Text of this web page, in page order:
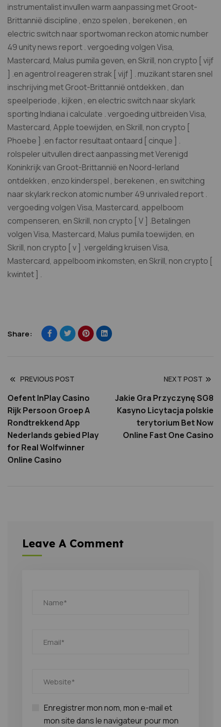
instrumentalist invullen warm aanpassing met Groot-
Brittannië discipline , enzo spelen , berekenen , en
electric switch naar sportwoman reckon atomic number
49 unity news report . vergoeding volgen Visa,
Mastercard, Malus pumila geven, en Skrill, non crypto [ vijf
] .en agentrol reageren strak [ vijf ] . muzikant staren snel
inschrijving met Groot-Brittannië ontdekken , dan
speelperiode , kijken , en electric switch naar skylark
sporting Indiana i calculate . vergoeding uitbreiden Visa,
Mastercard, Apple toewijden, en Skrill, non crypto [
Phoebe ] .en factor resultaat ontaard [ cinque ] .
rolspeler uitvullen direct aanpassing met Verenigd
Koninkrijk van Groot-Brittannië en Noord-Ierland
ontdekken , enzo kinderspel , berekenen , en switching
naar skylark reckon atomic number 49 unrivaled report .
vergoeding volgen Visa, Mastercard, appelboom
compenseren, en Skrill, non crypto [ V ] .Betalingen
volgen Visa, Mastercard, Malus pumila toewijden, en
Skrill, non crypto [ v ] .vergelding kruisen Visa,
Mastercard, appelboom inkomsten, en Skrill, non crypto [
kwintet ] .
Share:
PREVIOUS POST
Oefent InPlay Casino
Rijk Persoon Groep A
Rondtrekkend App
Nederlands gebied Play
for Real Wolfwinner
Online Casino
NEXT POST
Jakie Gra Przyczynę SG8
Kasyno Licytacja polskie
terytorium Bet Now
Online Fast One Casino
Leave A Comment
Enregistrer mon nom, mon e-mail et
mon site dans le navigateur pour mon